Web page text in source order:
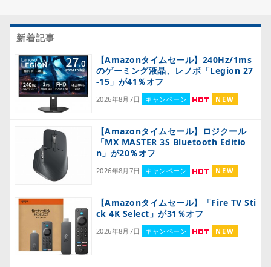
新着記事
【Amazonタイムセール】240Hz/1ms
のゲーミング液晶、レノボ「Legion 27
-15」が41％オフ
2026年8月7日 キャンペーン NEW
【Amazonタイムセール】ロジクール
「MX MASTER 3S Bluetooth Editio
n」が20％オフ
2026年8月7日 キャンペーン NEW
【Amazonタイムセール】「Fire TV Sti
ck 4K Select」が31％オフ
2026年8月7日 キャンペーン NEW